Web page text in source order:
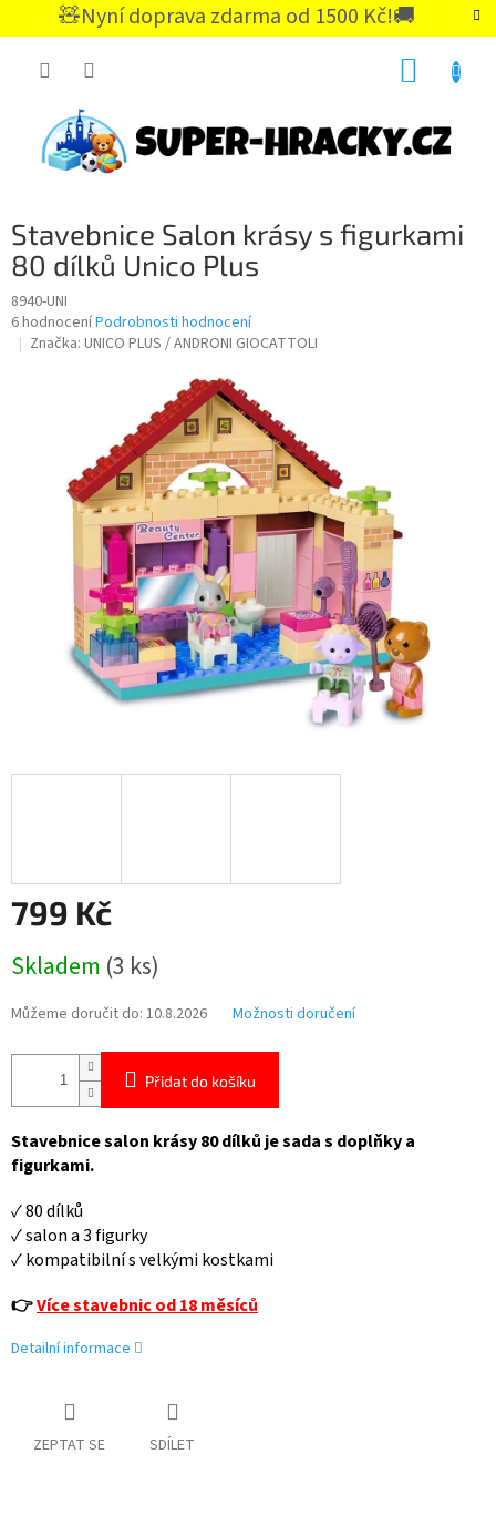
🧸Nyní doprava zdarma od 1500 Kč!🚚
CZK
Stavebnice Salon krásy s figurkami
80 dílků Unico Plus
8940-UNI
Průměrné
hodnocení
hvězdiček.
6 hodnoceníPodrobnosti hodnocení
Značka: UNICO PLUS / ANDRONI GIOCATTOLI
799 Kč
cena:
Skladem (3 ks)
Můžeme doručit do: 10.8.2026 Možnosti doručení
Přidat do košíku
Stavebnice salon krásy 80 dílků je sada s doplňky a
figurkami.
✓ 80 dílků
✓ salon a 3 figurky
✓ kompatibilní s velkými kostkami
👉Více stavebnic od 18 měsíců
Detailní informace
ZEPTAT SE SDÍLET